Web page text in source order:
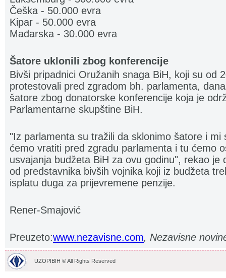
Češka - 50.000 evra
Kipar - 50.000 evra
Mađarska - 30.000 evra
Šatore uklonili zbog konferencije
Bivši pripadnici Oružanih snaga BiH, koji su od
protestovali pred zgradom bh. parlamenta,
šatore zbog donatorske konferencije koja je
Parlamentarne skupštine BiH.
"Iz parlamenta su tražili da sklonimo šatore i mi
ćemo vratiti pred zgradu parlamenta i tu ćemo
usvajanja budžeta BiH za ovu godinu", rekao je
od predstavnika bivših vojnika koji iz budžeta
isplatu duga za prijevremene penzije.
Rener-Smajović
Preuzeto:www.nezavisne.com, Nezavisne
UZOPIBIH © All Rights Reserved